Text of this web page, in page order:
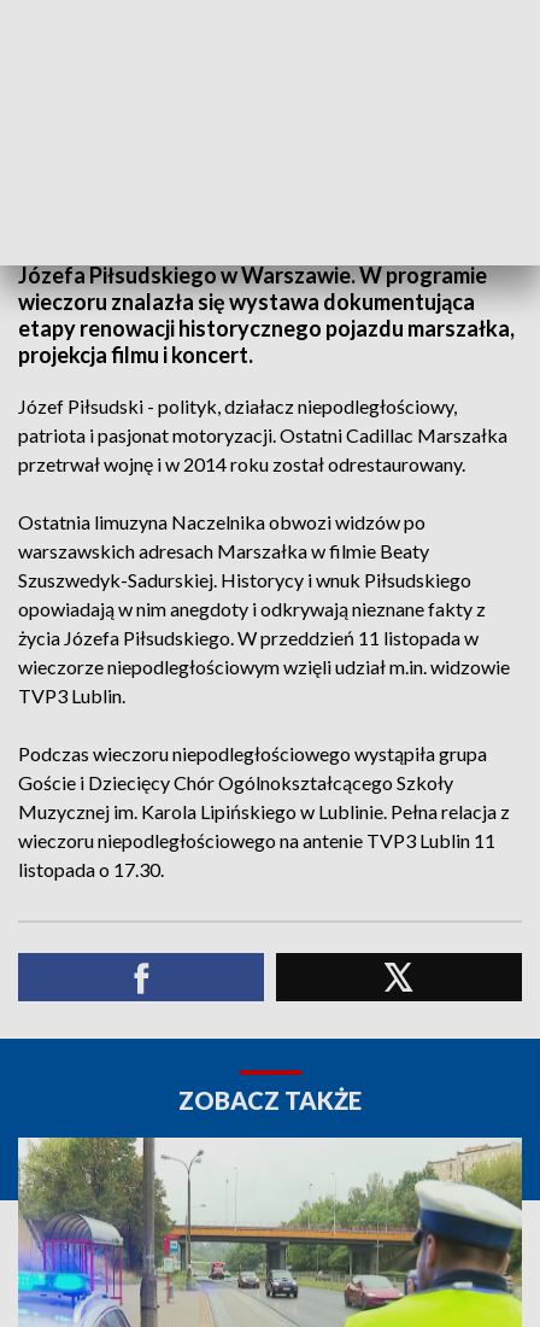
Józefa Piłsudskiego w Warszawie. W programie
wieczoru znalazła się wystawa dokumentująca
etapy renowacji historycznego pojazdu marszałka,
projekcja filmu i koncert.
Józef Piłsudski - polityk, działacz niepodległościowy,
patriota i pasjonat motoryzacji. Ostatni Cadillac Marszałka
przetrwał wojnę i w 2014 roku został odrestaurowany.
Ostatnia limuzyna Naczelnika obwozi widzów po
warszawskich adresach Marszałka w filmie Beaty
Szuszwedyk-Sadurskiej. Historycy i wnuk Piłsudskiego
opowiadają w nim anegdoty i odkrywają nieznane fakty z
życia Józefa Piłsudskiego. W przeddzień 11 listopada w
wieczorze niepodległościowym wzięli udział m.in. widzowie
TVP3 Lublin.
Podczas wieczoru niepodległościowego wystąpiła grupa
Goście i Dziecięcy Chór Ogólnokształcącego Szkoły
Muzycznej im. Karola Lipińskiego w Lublinie. Pełna relacja z
wieczoru niepodległościowego na antenie TVP3 Lublin 11
listopada o 17.30.
ZOBACZ TAKŻE